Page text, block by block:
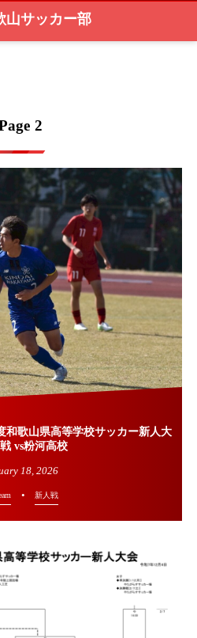
山サッカー部
2
和歌山県高等学校サッカー新人大
vs粉河高校
18, 2026
新人戦